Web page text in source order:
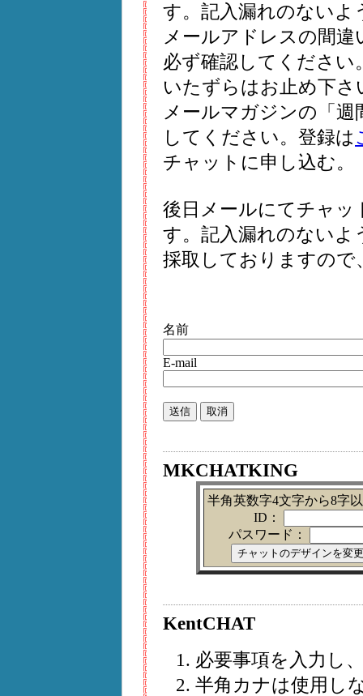
す。記入漏れのないよ
メールアドレスの間
必ず確認してください
いたずらはお止め下さ
メールマガジンの「
してください。登録は
チャットに申し込む。
後日メールにてチャ
す。記入漏れのないよ
採取しておりますの
名前
E-mail
MKCHATKING
半角英数字4文字から8字
ID：
パスワード：
KentCHAT
必要事項を入力し
半角カナは使用し